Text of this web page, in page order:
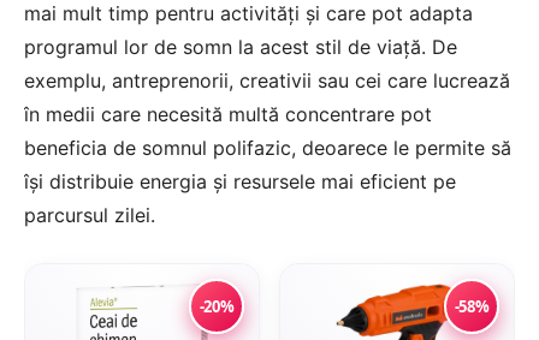
mai mult timp pentru activități și care pot adapta
programul lor de somn la acest stil de viață. De
exemplu, antreprenorii, creativii sau cei care lucrează
în medii care necesită multă concentrare pot
beneficia de somnul polifazic, deoarece le permite să
își distribuie energia și resursele mai eficient pe
parcursul zilei.
-20% -58%